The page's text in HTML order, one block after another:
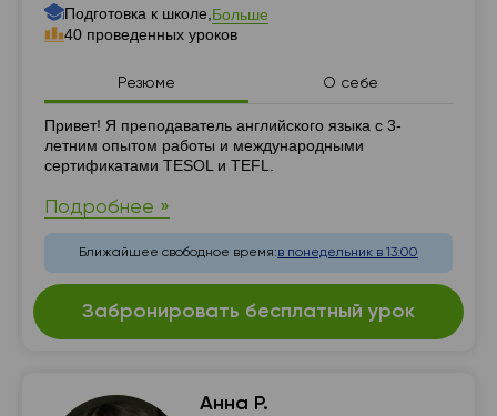
Подготовка к школе, Больше
40 проведенных уроков
Резюме О себе
Резюме
Привет! Я преподаватель английского языка с 3-
летним опытом работы и международными
сертификатами TESOL и TEFL.
Подробнее »
Ближайшее свободное время:в понедельник в 13:00
Забронировать бесплатный урок
Анна Р.